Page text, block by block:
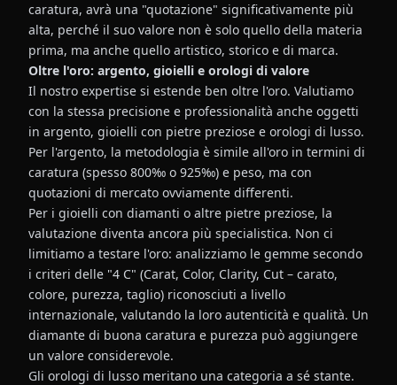
caratura, avrà una "quotazione" significativamente più
alta, perché il suo valore non è solo quello della materia
prima, ma anche quello artistico, storico e di marca.
Oltre l'oro: argento, gioielli e orologi di valore
Il nostro expertise si estende ben oltre l'oro. Valutiamo
con la stessa precisione e professionalità anche oggetti
in argento, gioielli con pietre preziose e orologi di lusso.
Per l'argento, la metodologia è simile all'oro in termini di
caratura (spesso 800‰ o 925‰) e peso, ma con
quotazioni di mercato ovviamente differenti.
Per i gioielli con diamanti o altre pietre preziose, la
valutazione diventa ancora più specialistica. Non ci
limitiamo a testare l'oro: analizziamo le gemme secondo
i criteri delle "4 C" (Carat, Color, Clarity, Cut – carato,
colore, purezza, taglio) riconosciuti a livello
internazionale, valutando la loro autenticità e qualità. Un
diamante di buona caratura e purezza può aggiungere
un valore considerevole.
Gli orologi di lusso meritano una categoria a sé stante.